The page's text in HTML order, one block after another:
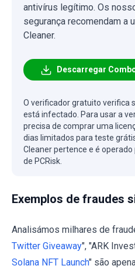
antivírus legítimo. Os
segurança recomendam a
Cleaner.
Descarregar
O verificador gratuito verifica
está infectado. Para usar a
precisa de comprar uma
dias limitados para teste
Cleaner pertence e é operado
de PCRisk.
Exemplos de fraudes
Analisámos milhares de
Twitter Giveaway", "ARK
Solana NFT Launch" são